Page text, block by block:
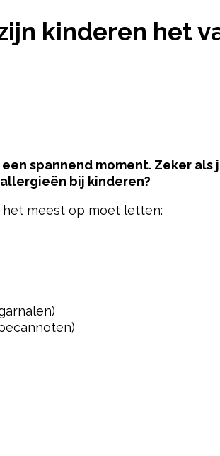
kinderen het
spannend moment. Zeker
bij kinderen?
het meest op moet letten: